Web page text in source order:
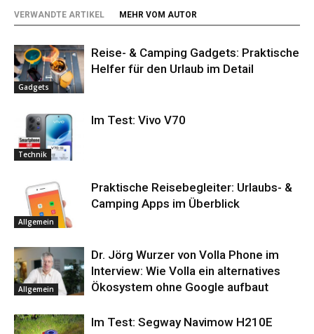
VERWANDTE ARTIKEL MEHR VOM AUTOR
Gadgets
Reise- & Camping Gadgets: Praktische
Helfer für den Urlaub im Detail
Technik
Im Test: Vivo V70
Allgemein
Praktische Reisebegleiter: Urlaubs- &
Camping Apps im Überblick
Allgemein
Dr. Jörg Wurzer von Volla Phone im
Interview: Wie Volla ein alternatives
Ökosystem ohne Google aufbaut
Im Test: Segway Navimow H210E